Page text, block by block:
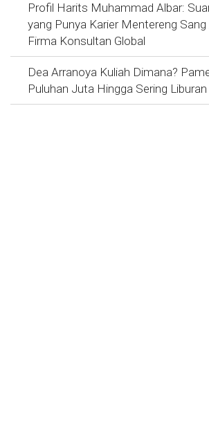
Profil Harits Muhammad Albar:
yang Punya Karier Mentereng
Firma Konsultan Global
Dea Arranoya Kuliah Dimana?
Puluhan Juta Hingga Sering Liburan